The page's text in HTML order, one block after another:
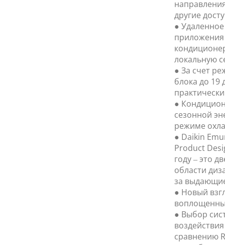
другие
●
локальную
● За счет
блока до 19
●
сезонной
режиме
● Daikin
Product
году – это
области
за
● Новый
● Выбор
сравнению